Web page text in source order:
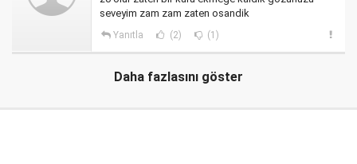
seveyim zam zam zaten osandik
Yanıtla (2) (1)
Daha fazlasını göster